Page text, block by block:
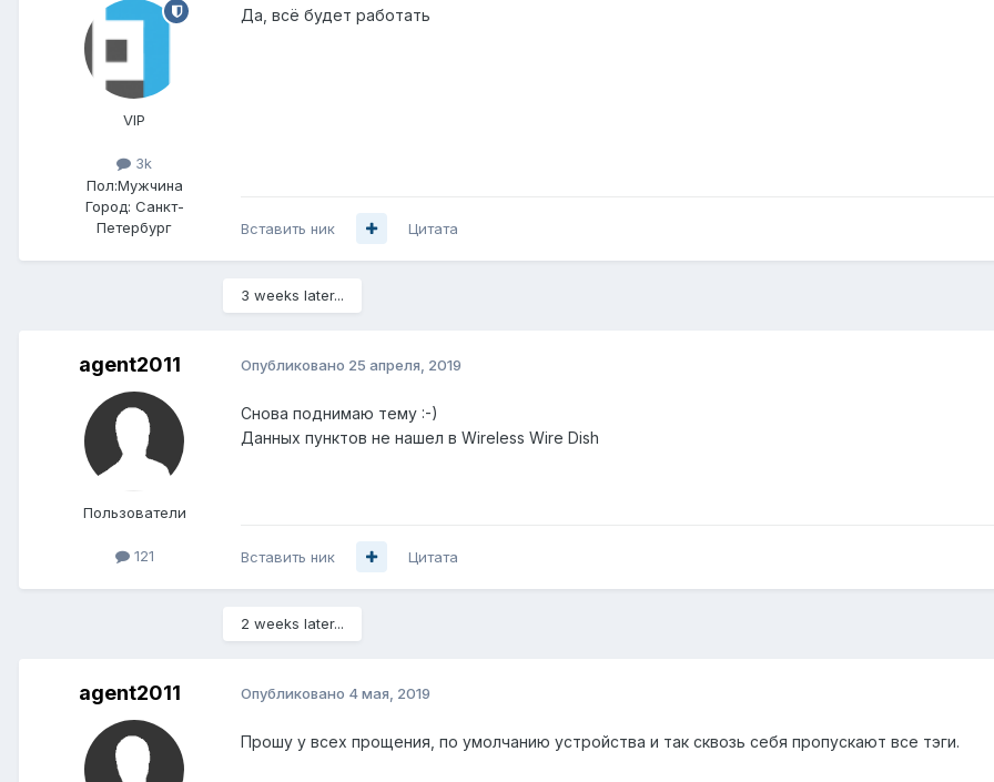
VIP
3k
Пол:Мужчина
Город: Санкт-
Петербург
Да, всё будет работать
Вставить ник Цитата
3 weeks later...
agent2011
Пользователи
121
Опубликовано 25 апреля, 2019
Снова поднимаю тему :-)
Данных пунктов не нашел в Wireless Wire Dish
Вставить ник Цитата
2 weeks later...
agent2011 Опубликовано 4 мая, 2019
Прошу у всех прощения, по умолчанию устройства и так сквозь себя пропускают все тэги.